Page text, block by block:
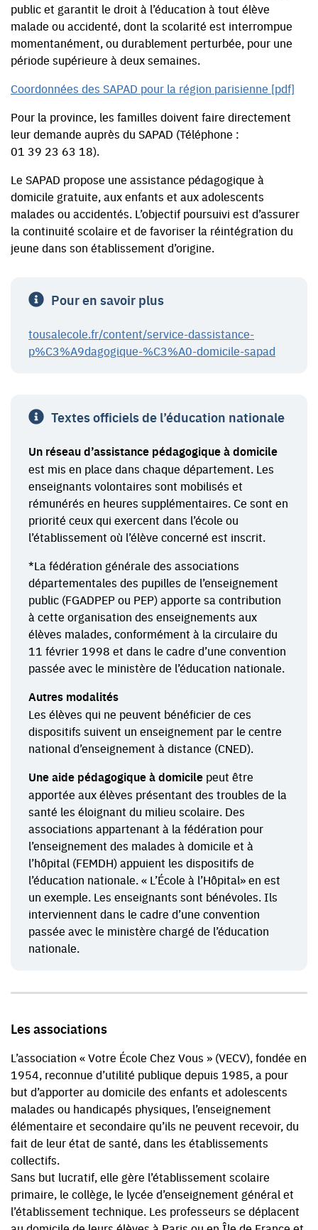
public et garantit le droit à l’éducation à tout élève
malade ou accidenté, dont la scolarité est interrompue
momentanément, ou durablement perturbée, pour une
période supérieure à deux semaines.
Coordonnées des SAPAD pour la région parisienne [pdf]
Pour la province, les familles doivent faire directement
leur demande auprès du SAPAD (Téléphone :
01 39 23 63 18).
Le SAPAD propose une assistance pédagogique à
domicile gratuite, aux enfants et aux adolescents
malades ou accidentés. L’objectif poursuivi est d’assurer
la continuité scolaire et de favoriser la réintégration du
jeune dans son établissement d’origine.
Pour en savoir plus
tousalecole.fr/content/service-dassistance-
p%C3%A9dagogique-%C3%A0-domicile-sapad
Textes officiels de l’éducation nationale
Un réseau d’assistance pédagogique à domicile
est mis en place dans chaque département. Les
enseignants volontaires sont mobilisés et
rémunérés en heures supplémentaires. Ce sont en
priorité ceux qui exercent dans l’école ou
l’établissement où l’élève concerné est inscrit.
*La fédération générale des associations
départementales des pupilles de l’enseignement
public (FGADPEP ou PEP) apporte sa contribution
à cette organisation des enseignements aux
élèves malades, conformément à la circulaire du
11 février 1998 et dans le cadre d’une convention
passée avec le ministère de l’éducation nationale.
Autres modalités
Les élèves qui ne peuvent bénéficier de ces
dispositifs suivent un enseignement par le centre
national d’enseignement à distance (CNED).
Une aide pédagogique à domicile peut être
apportée aux élèves présentant des troubles de la
santé les éloignant du milieu scolaire. Des
associations appartenant à la fédération pour
l’enseignement des malades à domicile et à
l’hôpital (FEMDH) appuient les dispositifs de
l’éducation nationale. « L’École à l’Hôpital» en est
un exemple. Les enseignants sont bénévoles. Ils
interviennent dans le cadre d’une convention
passée avec le ministère chargé de l’éducation
nationale.
Les associations
L’association « Votre École Chez Vous » (VECV), fondée en
1954, reconnue d’utilité publique depuis 1985, a pour
but d’apporter au domicile des enfants et adolescents
malades ou handicapés physiques, l’enseignement
élémentaire et secondaire qu’ils ne peuvent recevoir, du
fait de leur état de santé, dans les établissements
collectifs.
Sans but lucratif, elle gère l’établissement scolaire
primaire, le collège, le lycée d’enseignement général et
l’établissement technique. Les professeurs se déplacent